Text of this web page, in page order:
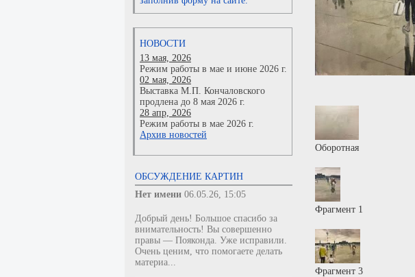
НОВОСТИ
13 мая, 2026
Режим работы в мае и июне 2026 г.
02 мая, 2026
Выставка М.П. Кончаловского
продлена до 8 мая 2026 г.
28 апр, 2026
Режим работы в мае 2026 г.
Архив новостей
ОБСУЖДЕНИЕ КАРТИН
Нет имени 06.05.26, 15:05
Добрый день! Большое спасибо за
внимательность! Вы совершенно
правы — Пояконда. Уже исправили.
Очень ценим, что помогаете делать
материа...
Оборотная
Фрагмент 1
Фрагмент 3